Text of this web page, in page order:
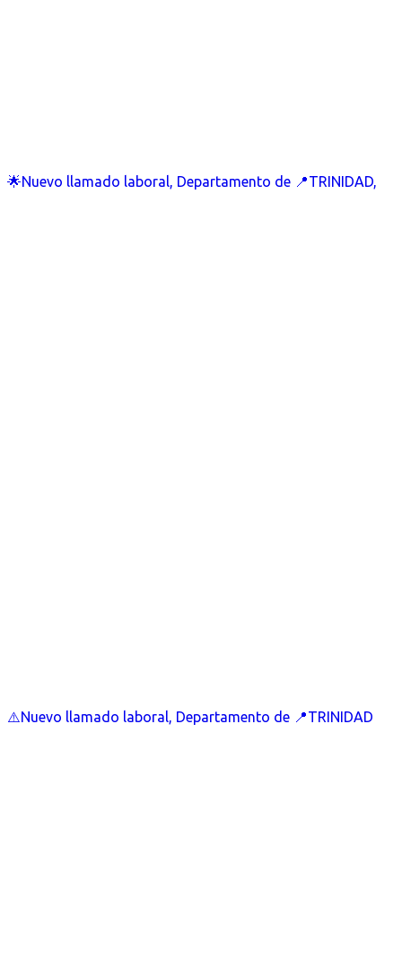
🌟Nuevo llamado laboral, Departamento de 📍TRINIDAD,
⚠️Nuevo llamado laboral, Departamento de 📍TRINIDAD